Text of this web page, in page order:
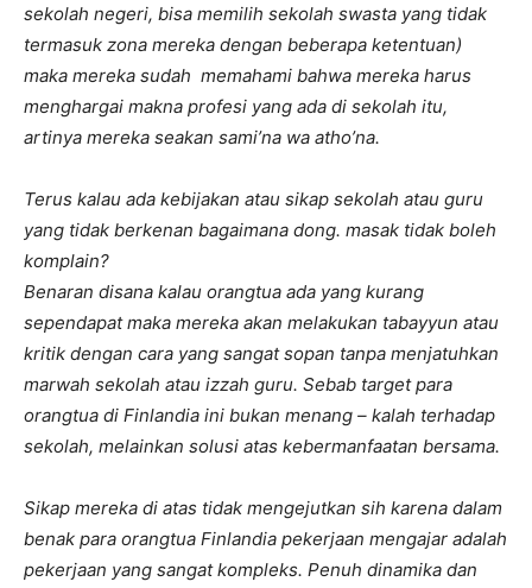
sekolah negeri, bisa memilih sekolah swasta yang tidak
termasuk zona mereka dengan beberapa ketentuan)
maka mereka sudah memahami bahwa mereka harus
menghargai makna profesi yang ada di sekolah itu,
artinya mereka seakan sami’na wa atho’na.
Terus kalau ada kebijakan atau sikap sekolah atau guru
yang tidak berkenan bagaimana dong. masak tidak boleh
komplain?
Benaran disana kalau orangtua ada yang kurang
sependapat maka mereka akan melakukan tabayyun atau
kritik dengan cara yang sangat sopan tanpa menjatuhkan
marwah sekolah atau izzah guru. Sebab target para
orangtua di Finlandia ini bukan menang – kalah terhadap
sekolah, melainkan solusi atas kebermanfaatan bersama.
Sikap mereka di atas tidak mengejutkan sih karena dalam
benak para orangtua Finlandia pekerjaan mengajar adalah
pekerjaan yang sangat kompleks. Penuh dinamika dan